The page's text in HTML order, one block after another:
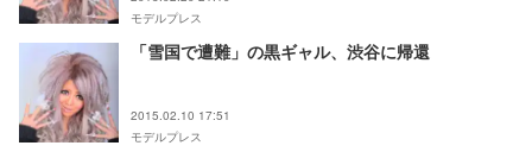
モデルプレス
「雪国で遭難」の黒ギャル、渋谷に帰還
2015.02.10 17:51
モデルプレス